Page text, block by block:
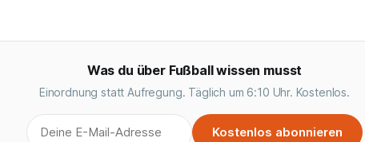
Was du über Fußball wissen musst
Einordnung statt Aufregung. Täglich um 6:10 Uhr. Kostenlos.
Kostenlos abonnieren